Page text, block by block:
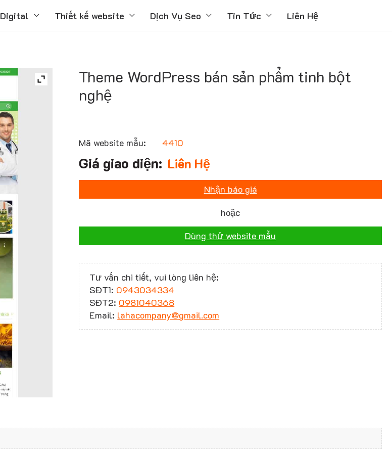
Digital Thiết kế website Dịch Vụ Seo Tin Tức Liên Hệ
Theme WordPress bán sản phẩm tinh bột
nghệ
Mã website mẫu: 4410
Liên Hệ
Nhận báo giá
hoặc
Dùng thử website mẫu
Tư vấn chi tiết, vui lòng liên hệ:
SĐT1: 0943034334
SĐT2: 0981040368
Email: lahacompany@gmail.com